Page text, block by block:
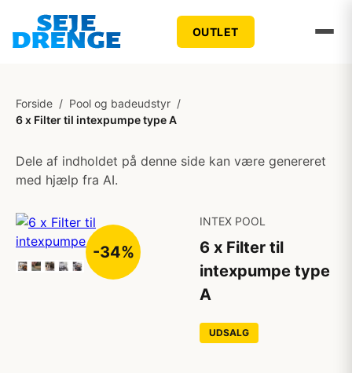
OUTLET
Forside / Pool og badeudstyr /
6 x Filter til intexpumpe type A
Dele af indholdet på denne side kan være genereret
med hjælp fra AI.
-34%
INTEX POOL
6 x Filter til
intexpumpe type
A
UDSALG